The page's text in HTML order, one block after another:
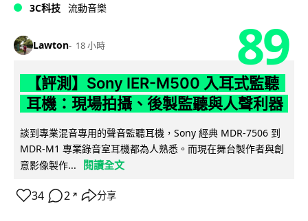
3C科技 流動音樂
Lawton 18 小時 89
【評測】Sony IER-M500 入耳式監聽
耳機：現場拍攝、後製監聽與人聲利器
談到專業混音專用的聲音監聽耳機，Sony 經典 MDR-7506 到
MDR-M1 專業錄音室耳機都為人熟悉。而現在舞台製作者與創
意影像製作...
閱讀全文
34 2 ↗ 分享